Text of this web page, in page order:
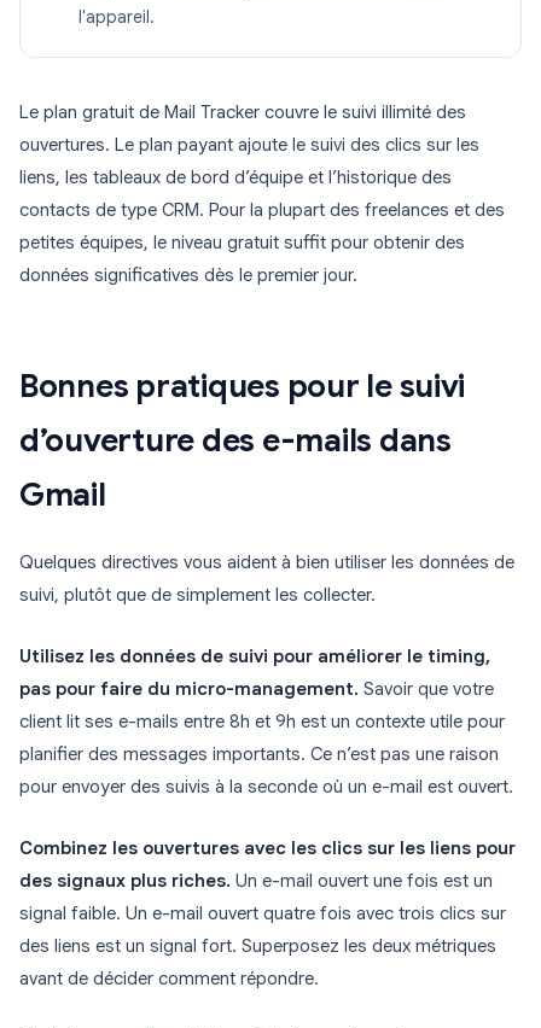
l'appareil.
Le plan gratuit de Mail Tracker couvre le suivi illimité des
ouvertures. Le plan payant ajoute le suivi des clics sur les
liens, les tableaux de bord d’équipe et l’historique des
contacts de type CRM. Pour la plupart des freelances et des
petites équipes, le niveau gratuit suffit pour obtenir des
données significatives dès le premier jour.
Bonnes pratiques pour le suivi
d’ouverture des e-mails dans
Gmail
Quelques directives vous aident à bien utiliser les données de
suivi, plutôt que de simplement les collecter.
Utilisez les données de suivi pour améliorer le timing,
pas pour faire du micro-management. Savoir que votre
client lit ses e-mails entre 8h et 9h est un contexte utile pour
planifier des messages importants. Ce n’est pas une raison
pour envoyer des suivis à la seconde où un e-mail est ouvert.
Combinez les ouvertures avec les clics sur les liens pour
des signaux plus riches. Un e-mail ouvert une fois est un
signal faible. Un e-mail ouvert quatre fois avec trois clics sur
des liens est un signal fort. Superposez les deux métriques
avant de décider comment répondre.